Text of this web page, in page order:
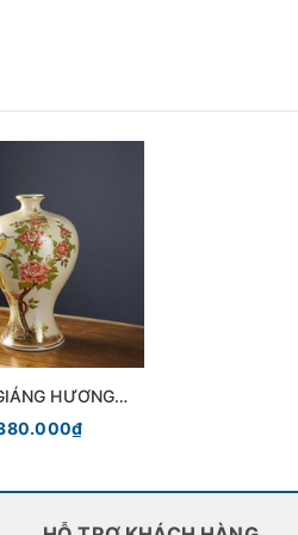
HƯƠNG
VÀNG KIM
CHU ĐẬU